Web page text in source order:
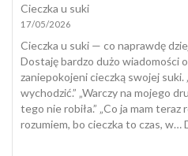
Cieczka u suki
17/05/2026
Cieczka u suki — co naprawdę
Dostaję bardzo dużo wiadomości
zaniepokojeni cieczką swojej suki.
wychodzić.” „Warczy na mojego
tego nie robiła.” „Co ja mam teraz
rozumiem, bo cieczka to czas, w…